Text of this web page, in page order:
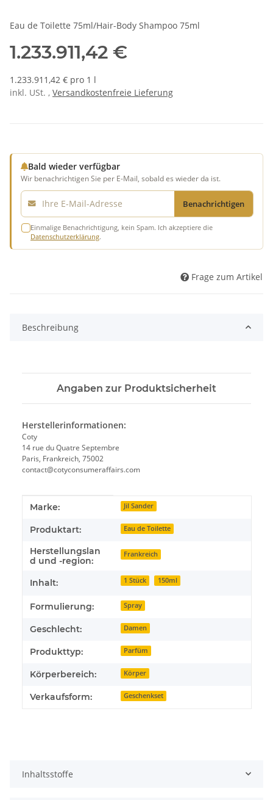
Eau de Toilette 75ml/Hair-Body Shampoo 75ml
1.233.911,42 €
1.233.911,42 € pro 1 l
inkl. USt. , Versandkostenfreie Lieferung
Bald wieder verfügbar
Wir benachrichtigen Sie per E-Mail, sobald es wieder da ist.
E-Mail
Benachrichtigen
Einmalige Benachrichtigung, kein Spam. Ich akzeptiere die
Datenschutzerklärung.
Frage zum Artikel
Beschreibung
Angaben zur Produktsicherheit
Herstellerinformationen:
Coty
14 rue du Quatre Septembre
Paris, Frankreich, 75002
contact@cotyconsumeraffairs.com
Produkteigenschaft
Wert
Marke: Jil Sander
Produktart: Eau de Toilette
Herstellungslan
d und -region:
Frankreich
Inhalt: 1 Stück 150ml
Formulierung: Spray
Geschlecht: Damen
Produkttyp: Parfüm
Körperbereich: Körper
Verkaufsform: Geschenkset
Inhaltsstoffe